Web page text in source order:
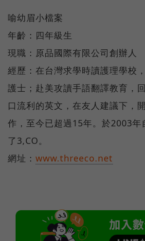
喻幼眉小檔案
年齡：四年級生
現職：原品國際有限公司創辦人
經歷：在台灣求學時讀護理學校
護士；赴美攻讀手語翻譯教育，
口流利的英文，在友人建議下，
作，至今已超過15年。於2003年
了3,CO。
網址： www.threeco.net